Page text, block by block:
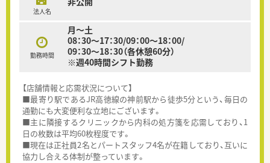
法人名
勤務時間
月～土
08：30～17：30/09：00～18：00/
09：30～18：30（各休憩60分）
※週40時間シフト勤務
【店舗情報と応需状況について】
■最寄り駅であるJR高徳線の神前駅から徒歩5分という、毎日の
通勤にも大変便利な立地にございます。
■主に隣接するクリニックから内科の処方箋を応需しており、1
日の枚数は平均60枚程度です。
■現在は正社員2名とパートスタッフ4名が在籍しており、互いに
協力し合える体制が整っています。